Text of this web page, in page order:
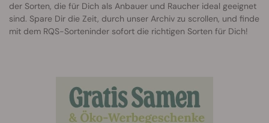
der Sorten, die für Dich als Anbauer und Raucher ideal geeignet
sind. Spare Dir die Zeit, durch unser Archiv zu scrollen, und finde
mit dem RQS-Sorteninder sofort die richtigen Sorten für Dich!